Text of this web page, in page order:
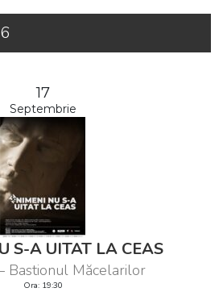
17
Septembrie
S-A UITAT LA CEAS
Bastionul Măcelarilor
Ora: 19:30